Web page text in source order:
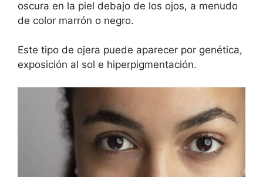
oscura en la piel debajo de los ojos, a menudo
de color marrón o negro.
Este tipo de ojera puede aparecer por genética,
exposición al sol e hiperpigmentación.